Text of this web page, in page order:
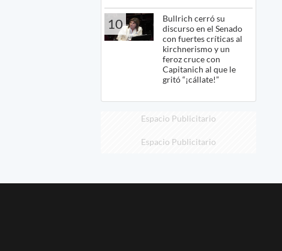
10
Bullrich cerró su
discurso en el Senado
con fuertes críticas al
kirchnerismo y un
feroz cruce con
Capitanich al que le
gritó “¡cállate!”
Espacio Publicitario
Espacio Publicitario